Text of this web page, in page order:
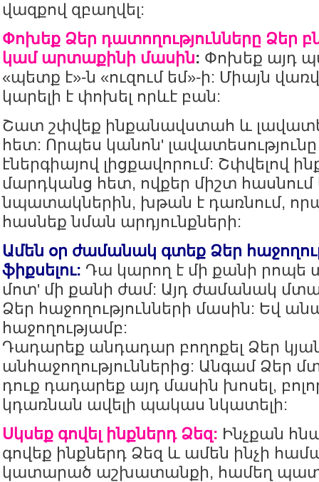
վազքով զբաղվել:
Փոխեք Ձեր դատողությունները Ձեր
կամ արտաքինի մասին: Փոխեք այդ
«պետք է»-ն «ուզում եմ»-ի: Միայն
կարելի է փոխել որևէ բան:
Շատ շփվեք ինքանավստահ և
հետ: Որպես կանոն'
էներգիայով լիցքավորում: Շփվելով
մարդկանց հետ, ովքեր միշտ հասնում
նպատակներին, խթան է դառնում,
հասնեք նման արդյունքների:
Ամեն օր ժամանակ գտեք Ձեր
ֆիքսելու: Դա կարող է մի քանի րոպե
մոտ' մի քանի ժամ: Այդ ժամանակ
Ձեր հաջողությունների մասին: Եվ
հաջողությամբ:
Դադարեք անդադար բողոքել Ձեր
անհաջողություններից: Անգամ Ձեր
դուք դադարեք այդ մասին խոսել,
կդառնան ավելի պակաս նկատելի:
Սկսեք գովել ինքներդ Ձեզ: Ինչքան
գովեք ինքներդ Ձեզ և ամեն ինչի
կատարած աշխատանքի, համեղ